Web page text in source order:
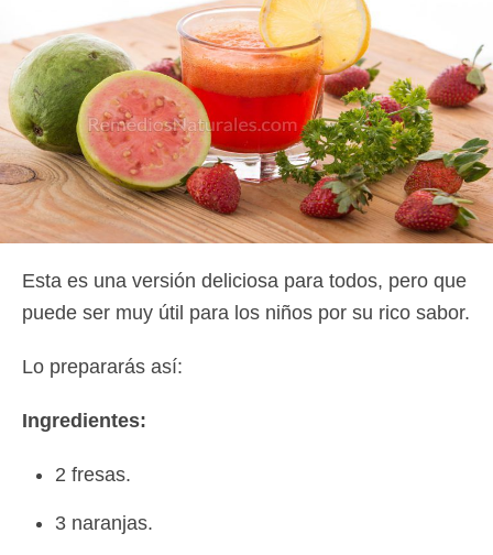
Esta es una versión deliciosa para todos, pero que
puede ser muy útil para los niños por su rico sabor.
Lo prepararás así:
Ingredientes:
2 fresas.
3 naranjas.